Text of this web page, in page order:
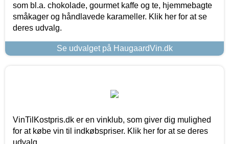
som bl.a. chokolade, gourmet kaffe og te, hjemmebagte
småkager og håndlavede karameller. Klik her for at se
deres udvalg.
Se udvalget på HaugaardVin.dk
VinTilKostpris.dk er en vinklub, som giver dig mulighed
for at købe vin til indkøbspriser. Klik her for at se deres
udvalg.